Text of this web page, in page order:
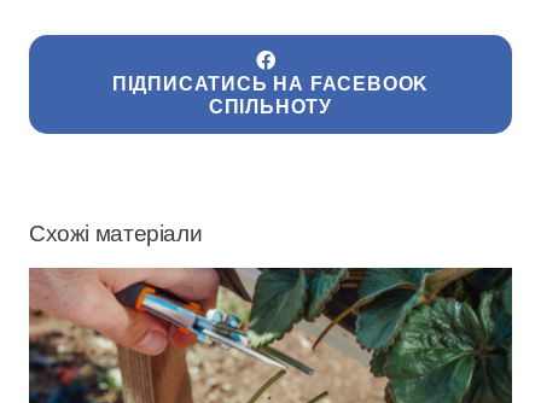
ПІДПИСАТИСЬ НА FACEBOOK
СПІЛЬНОТУ
Схожі матеріали